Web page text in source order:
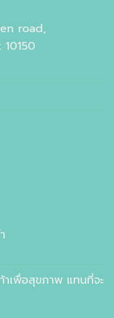
road,
เพื่อสุขภาพ แทนที่จะ